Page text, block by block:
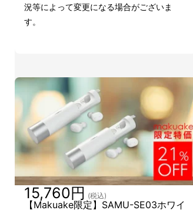
況等によって変更になる場合がございま
す。
【Makuake限定】SAMU-SE03ホワイ
15,760円 (税込)